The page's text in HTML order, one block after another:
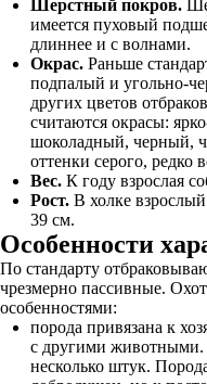
Шерстный покров.
имеется пуховый
длиннее и с волнами.
Окрас. Раньше
подпалый и угольно-
других цветов
считаются окрасы:
шоколадный, черный,
оттенки серого, редко
Вес. К году взрослая
Рост. В холке
39 см.
Особенности
По стандарту
чрезмерно пассивные.
особенностями:
порода привязана к
с другими животными.
несколько штук.